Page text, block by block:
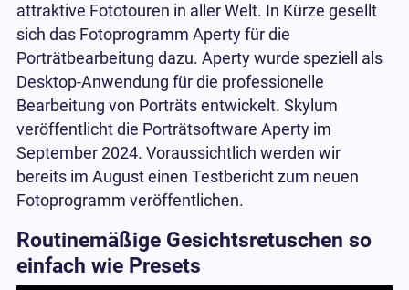
attraktive Fototouren in aller Welt. In Kürze gesellt
sich das Fotoprogramm Aperty für die
Porträtbearbeitung dazu. Aperty wurde speziell als
Desktop-Anwendung für die professionelle
Bearbeitung von Porträts entwickelt. Skylum
veröffentlicht die Porträtsoftware Aperty im
September 2024. Voraussichtlich werden wir
bereits im August einen Testbericht zum neuen
Fotoprogramm veröffentlichen.
Routinemäßige Gesichtsretuschen so
einfach wie Presets